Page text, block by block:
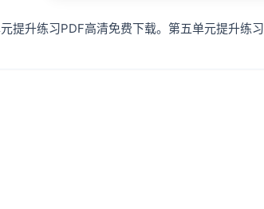
提升练习PDF高清免费下载。第五单元提升练习